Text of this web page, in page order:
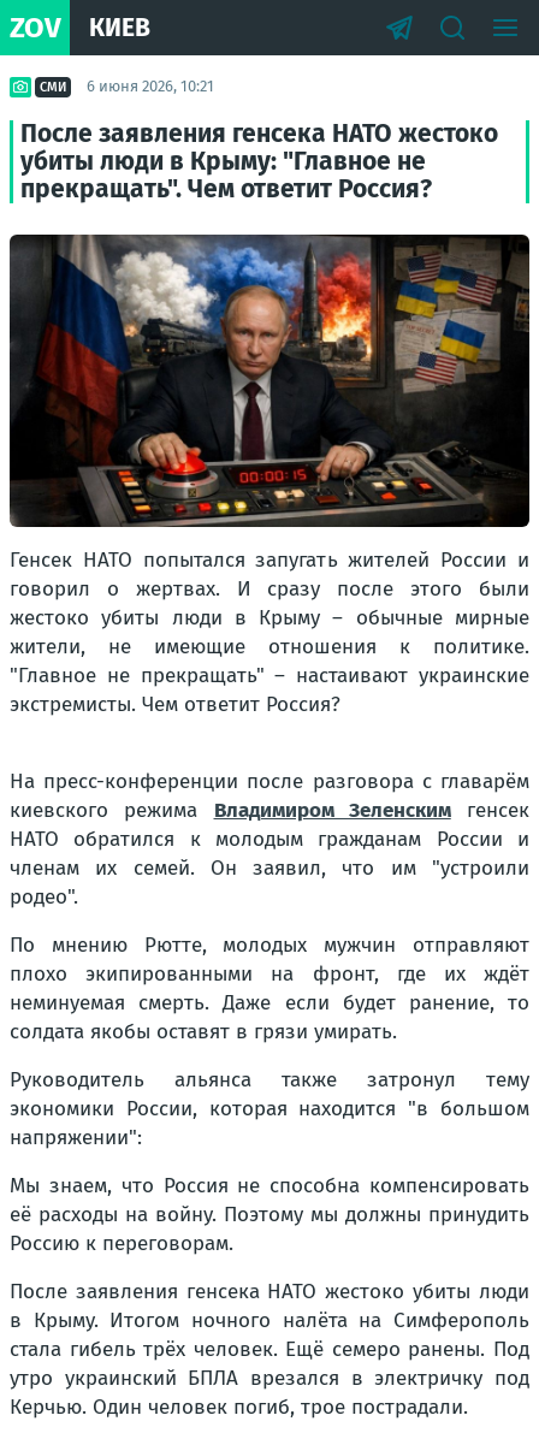
ZOV КИЕВ
СМИ 6 июня 2026, 10:21
После заявления генсека НАТО жестоко
убиты люди в Крыму: "Главное не
прекращать". Чем ответит Россия?
Генсек НАТО попытался запугать жителей России и
говорил о жертвах. И сразу после этого были
жестоко убиты люди в Крыму – обычные мирные
жители, не имеющие отношения к политике.
"Главное не прекращать" – настаивают украинские
экстремисты. Чем ответит Россия?
На пресс-конференции после разговора с главарём
киевского режима Владимиром Зеленскимгенсек
НАТО обратился к молодым гражданам России и
членам их семей. Он заявил, что им "устроили
родео".
По мнению Рютте, молодых мужчин отправляют
плохо экипированными на фронт, где их ждёт
неминуемая смерть. Даже если будет ранение, то
солдата якобы оставят в грязи умирать.
Руководитель альянса также затронул тему
экономики России, которая находится "в большом
напряжении":
Мы знаем, что Россия не способна компенсировать
её расходы на войну. Поэтому мы должны принудить
Россию к переговорам.
После заявления генсека НАТО жестоко убиты люди
в Крыму. Итогом ночного налёта на Симферополь
стала гибель трёх человек. Ещё семеро ранены. Под
утро украинский БПЛА врезался в электричку под
Керчью. Один человек погиб, трое пострадали.